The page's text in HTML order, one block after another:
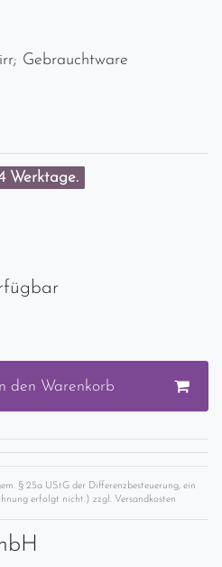
Gebrauchtware
Werktage.
In den Warenkorb
§ 25a UStG der Differenzbesteuerung, ein
erfolgt nicht.) zzgl. Versandkosten